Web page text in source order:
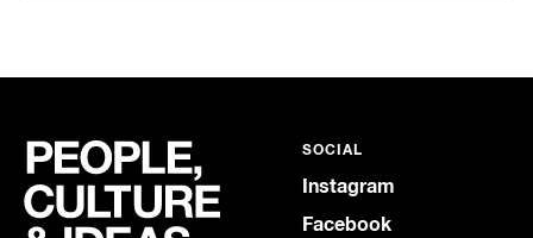
SOCIAL
Instagram
Facebook